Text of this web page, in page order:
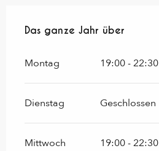
Das ganze Jahr über
Das ganze Jahr über
Montag 19:00 - 22:30
Dienstag Geschlossen
Mittwoch 19:00 - 22:30